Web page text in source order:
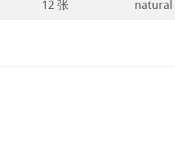
12 张